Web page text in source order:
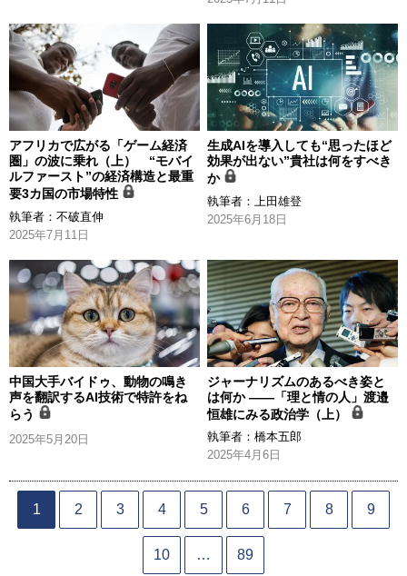
アフリカで広がる「ゲーム経済
圏」の波に乗れ（上） “モバイ
ルファースト”の経済構造と最重
要3カ国の市場特性
執筆者： 不破直伸
2025年7月11日
生成AIを導入しても“思ったほど
効果が出ない”貴社は何をすべき
か
執筆者：
上田雄登
2025年6月18日
中国大手バイドゥ、動物の鳴き
声を翻訳するAI技術で特許をね
らう
2025年5月20日
ジャーナリズムのあるべき姿と
は何か ――「理と情の人」渡邉
恒雄にみる政治学（上）
執筆者：橋本五郎
2025年4月6日
1 2 3 4 5 6 7 8 9
10 … 89